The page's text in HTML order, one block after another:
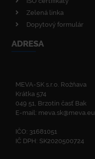
Zelená linka
Dopytový formulár
ADRESA
MEVA-SK s.r.o. Rožňava
Krátka 574
049 51, Brzotín časť Bak
E-mail: meva.sk@meva.eu
IČO: 31681051
IČ DPH: SK2020500724